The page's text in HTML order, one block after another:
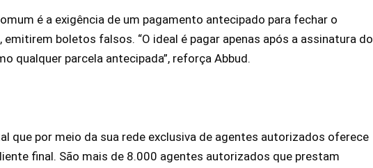
é a exigência de um pagamento antecipado para fechar o
boletos falsos. “O ideal é pagar apenas após a assinatura do
qualquer parcela antecipada”, reforça Abbud.
que por meio da sua rede exclusiva de agentes autorizados oferece
final. São mais de 8.000 agentes autorizados que prestam